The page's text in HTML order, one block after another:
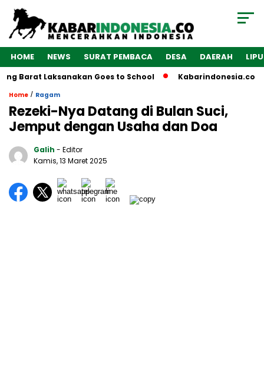
HOME NEWS SURAT PEMBACA DESA DAERAH
Barat Laksanakan Goes to School Kabarindonesia.co “1
Home / Ragam
Rezeki-Nya Datang di Bulan Suci,
Jemput dengan Usaha dan Doa
Galih - Editor
Kamis, 13 Maret 2025